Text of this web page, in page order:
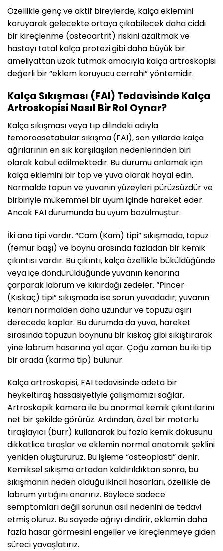
Özellikle genç ve aktif bireylerde, kalça eklemini
koruyarak gelecekte ortaya çıkabilecek daha ciddi
bir kireçlenme (osteoartrit) riskini azaltmak ve
hastayı total kalça protezi gibi daha büyük bir
ameliyattan uzak tutmak amacıyla kalça artroskopisi
değerli bir “eklem koruyucu cerrahi” yöntemidir.
Kalça Sıkışması (FAI) Tedavisinde Kalça
Artroskopisi Nasıl Bir Rol Oynar?
Kalça sıkışması veya tıp dilindeki adıyla
femoroasetabular sıkışma (FAI), son yıllarda kalça
ağrılarının en sık karşılaşılan nedenlerinden biri
olarak kabul edilmektedir. Bu durumu anlamak için
kalça eklemini bir top ve yuva olarak hayal edin.
Normalde topun ve yuvanın yüzeyleri pürüzsüzdür ve
birbiriyle mükemmel bir uyum içinde hareket eder.
Ancak FAI durumunda bu uyum bozulmuştur.
İki ana tipi vardır. “Cam (Kam) tipi” sıkışmada, topuz
(femur başı) ve boynu arasında fazladan bir kemik
çıkıntısı vardır. Bu çıkıntı, kalça özellikle büküldüğünde
veya içe döndürüldüğünde yuvanın kenarına
çarparak labrum ve kıkırdağı zedeler. “Pincer
(Kıskaç) tipi” sıkışmada ise sorun yuvadadır; yuvanın
kenarı normalden daha uzundur ve topuzu aşırı
derecede kaplar. Bu durumda da yuva, hareket
sırasında topuzun boynunu bir kıskaç gibi sıkıştırarak
yine labrum hasarına yol açar. Çoğu zaman bu iki tip
bir arada (karma tip) bulunur.
Kalça artroskopisi, FAI tedavisinde adeta bir
heykeltıraş hassasiyetiyle çalışmamızı sağlar.
Artroskopik kamera ile bu anormal kemik çıkıntılarını
net bir şekilde görürüz. Ardından, özel bir motorlu
tıraşlayıcı (burr) kullanarak bu fazla kemik dokusunu
dikkatlice tıraşlar ve eklemin normal anatomik şeklini
yeniden oluştururuz. Bu işleme “osteoplasti” denir.
Kemiksel sıkışma ortadan kaldırıldıktan sonra, bu
sıkışmanın neden olduğu ikincil hasarları, özellikle de
labrum yırtığını onarırız. Böylece sadece
semptomları değil sorunun asıl nedenini de tedavi
etmiş oluruz. Bu sayede ağrıyı dindirir, eklemin daha
fazla hasar görmesini engeller ve kireçlenmeye giden
süreci yavaşlatırız.